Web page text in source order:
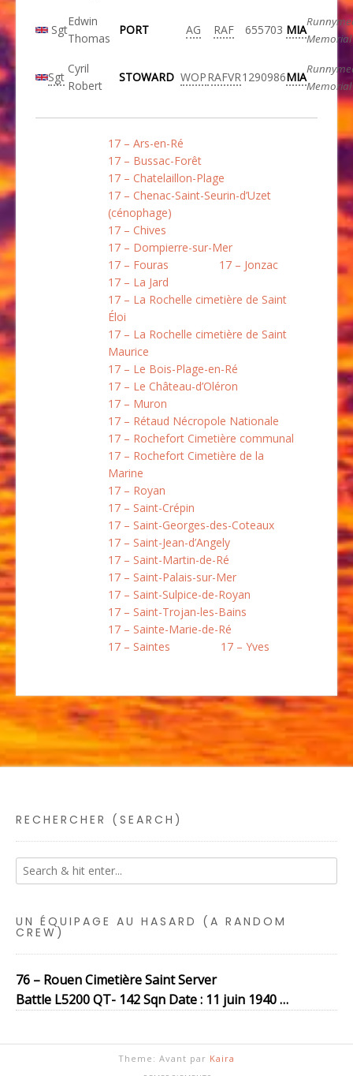
Sgt
Edwin
Thomas
PORT AG RAF 655703 MIA
Memorial
Sgt
Cyril
Robert
STOWARD WOPRAFVR1290986MIA
Memorial
17 – Ars-en-Ré
17 – Bussac-Forêt
17 – Chatelaillon-Plage
17 – Chenac-Saint-Seurin-d’Uzet
(cénophage)
17 – Chives
17 – Dompierre-sur-Mer
17 – Fouras
17 – Jonzac
17 – La Jard
17 – La Rochelle cimetière de Saint
Éloi
17 – La Rochelle cimetière de Saint
Maurice
17 – Le Bois-Plage-en-Ré
17 – Le Château-d’Oléron
17 – Muron
17 – Rétaud Nécropole Nationale
17 – Rochefort Cimetière communal
17 – Rochefort Cimetière de la
Marine
17 – Royan
17 – Saint-Crépin
17 – Saint-Georges-des-Coteaux
17 – Saint-Jean-d’Angely
17 – Saint-Martin-de-Ré
17 – Saint-Palais-sur-Mer
17 – Saint-Sulpice-de-Royan
17 – Saint-Trojan-les-Bains
17 – Sainte-Marie-de-Ré
17 – Saintes
17 – Yves
RECHERCHER (SEARCH)
UN ÉQUIPAGE AU HASARD (A RANDOM
CREW)
76 – Rouen Cimetière Saint Server
Battle L5200 QT- 142 Sqn Date : 11 juin 1940 …
Theme: Avant par Kaira